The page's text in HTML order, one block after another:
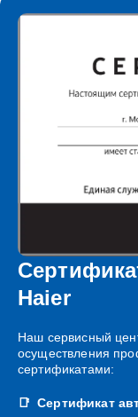
Haier
Наш сервисный
осуществления
сертификатами:
Сертификат